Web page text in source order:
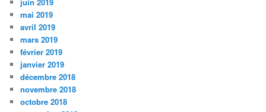
mai 2019
avril 2019
mars 2019
février 2019
janvier 2019
décembre 2018
novembre 2018
octobre 2018